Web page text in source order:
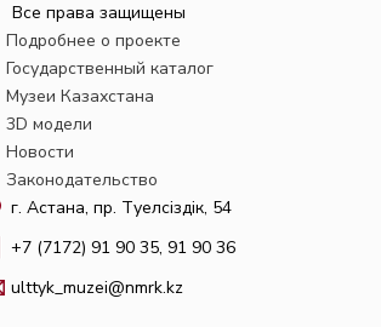
Все права защищены
Подробнее о проекте
Государственный каталог
Музеи Казахстана
3D модели
Новости
Законодательство
г. Астана, пр. Тәуелсіздік, 54
+7 (7172) 91 90 35, 91 90 36
ulttyk_muzei@nmrk.kz